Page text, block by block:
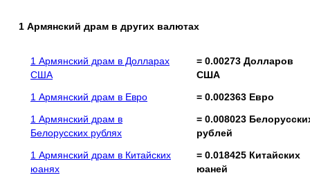
1 Армянский драм в других валютах
1 Армянский драм в Долларах
США
= 0.00273 Долларов
США
1 Армянский драм в Евро
= 0.002363 Евро
1 Армянский драм в
Белорусских рублях
= 0.008023
рублей
1 Армянский драм в Китайских
юанях
= 0.018425 Китайских
юаней